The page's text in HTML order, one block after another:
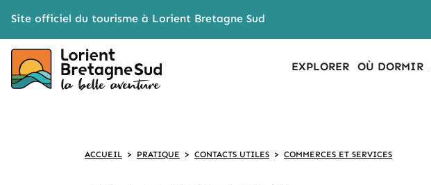
Site officiel du tourisme à Lorient Bretagne Sud
EXPLORER OÙ DORMIR
ACCUEIL > PRATIQUE > CONTACTS UTILES > COMMERCES ET SERVICES